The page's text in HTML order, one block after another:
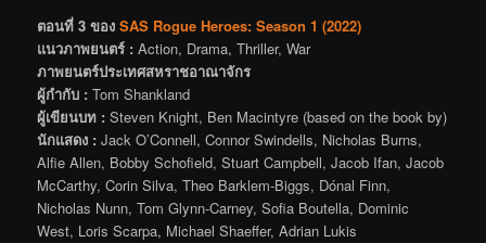
ตอนที่ 3 ของ SAS Rogue Heroes: Season 1 (2022)
แนวภาพยนตร์ : Action, Drama, Thriller, War
ภาพยนตร์ประเทศสหราชอาณาจักร
ผู้กำกับ : Tom Shankland
ผู้เขียนบท : Steven Knight, Ben Macintyre (based on the book by)
นักแสดง : Jack O’Connell, Connor Swindells, Nicholas Burns,
Alfie Allen, Bobby Schofield, Stuart Campbell, Jacob Ifan, Jacob
McCarthy, Corin Silva, Theo Barklem-Biggs, Dónal Finn,
Nicholas Nunn, Tom Glynn-Carney, Sofia Boutella, Dominic
West, Loris Scarpa, Michael Shaeffer, Adrian Lukis